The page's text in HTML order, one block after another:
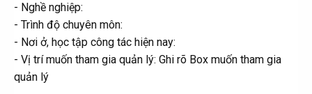
- Nghề nghiệp:
- Trình độ chuyên môn:
- Nơi ở, học tập công tác hiện nay:
- Vị trí muốn tham gia quản lý: Ghi rõ Box muốn tham gia
quản lý